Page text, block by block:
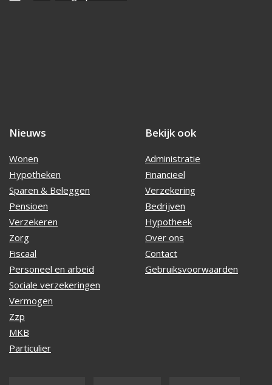
Nieuws
Wonen
Hypotheken
Sparen & Beleggen
Pensioen
Verzekeren
Zorg
Fiscaal
Personeel en arbeid
Sociale verzekeringen
Vermogen
Zzp
MKB
Particulier
Bekijk ook
Administratie
Financieel
Verzekering
Bedrijven
Hypotheek
Over ons
Contact
Gebruiksvoorwaarden